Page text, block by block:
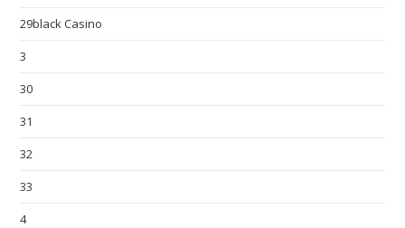
29black Casino
3
30
31
32
33
4